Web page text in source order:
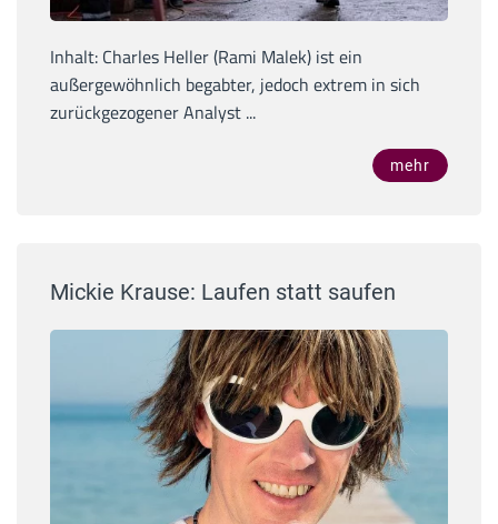
Inhalt: Charles Heller (Rami Malek) ist ein
außergewöhnlich begabter, jedoch extrem in sich
zurückgezogener Analyst ...
mehr
Mickie Krause: Laufen statt saufen